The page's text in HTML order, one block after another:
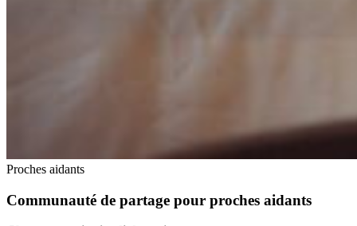
Proches aidants
Communauté de partage pour proches aidants